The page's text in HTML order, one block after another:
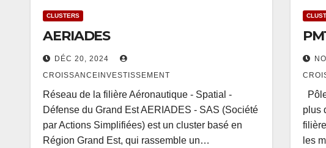
CLUSTERS
AERIADES
DÉC 20, 2024
CROISSANCEINVESTISSEMENT
Réseau de la filière Aéronautique - Spatial -
Défense du Grand Est AERIADES - SAS (Société
par Actions Simplifiées) est un cluster basé en
Région Grand Est, qui rassemble un…
plus
les